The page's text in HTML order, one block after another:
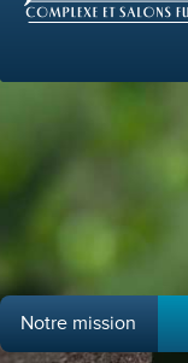
Notre mission